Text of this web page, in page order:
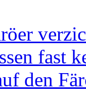
fast
den